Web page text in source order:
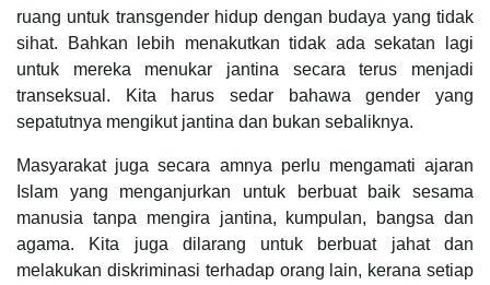
ruang untuk transgender hidup dengan budaya yang tidak
sihat. Bahkan lebih menakutkan tidak ada sekatan lagi
untuk mereka menukar jantina secara terus menjadi
transeksual. Kita harus sedar bahawa gender
yang
sepatutnya mengikut jantina dan bukan sebaliknya.
Masyarakat juga secara amnya perlu mengamati ajaran
Islam yang menganjurkan untuk berbuat baik sesama
manusia tanpa mengira jantina, kumpulan, bangsa dan
agama. Kita juga dilarang untuk berbuat jahat dan
melakukan diskriminasi terhadap orang lain, kerana setiap